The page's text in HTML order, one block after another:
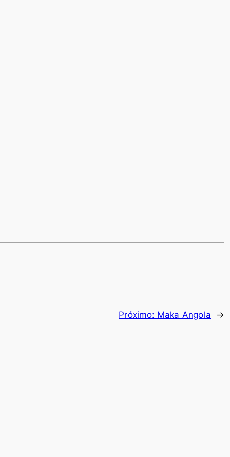
Próximo: Maka Angola →